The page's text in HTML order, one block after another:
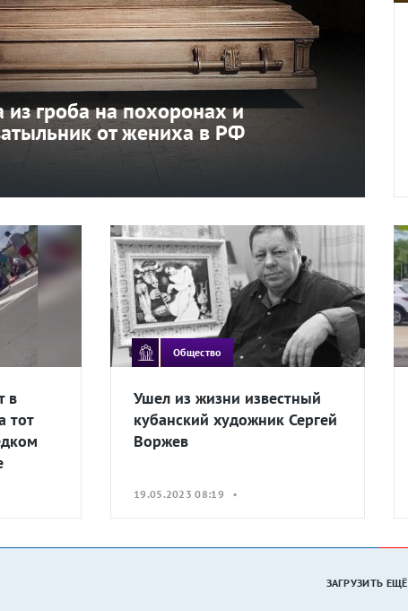
из гроба на похоронах и
от жениха в РФ
в
тот
Общество
Ушел из жизни известный
кубанский художник Сергей
Воржев
19.05.2023 08:19 •
ЗАГРУЗИТЬ ЕЩЁ